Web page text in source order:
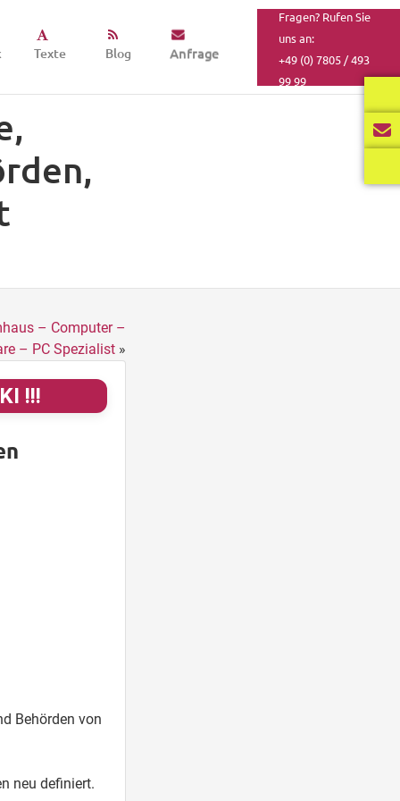
Texte Blog Anfrage
Fragen? Rufen Sie
uns an:
+49 (0) 7805 / 493
99 99
– Computer –
– PC Spezialist »
!!!
Behörden von
neu definiert.